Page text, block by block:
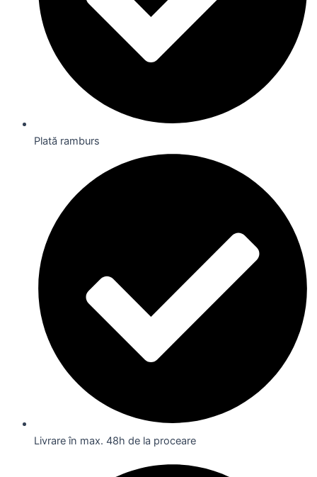
Plată ramburs
Livrare în max. 48h de la proceare